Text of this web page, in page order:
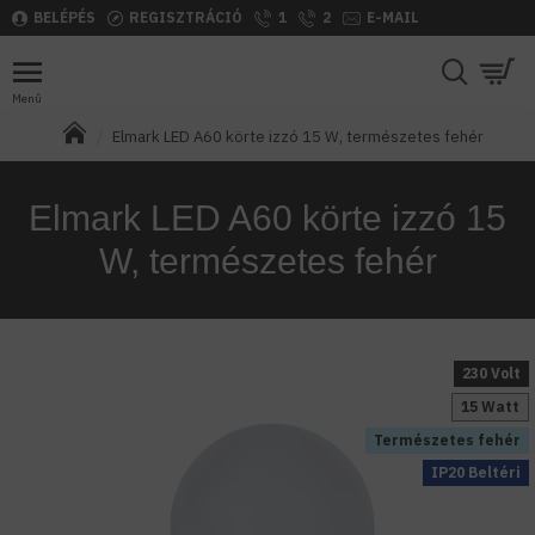
BELÉPÉS REGISZTRÁCIÓ 1 2 E-MAIL
Elmark LED A60 körte izzó 15 W, természetes fehér
Elmark LED A60 körte izzó 15
W, természetes fehér
Természetes fehér
IP20 Beltéri
230 Volt
15 Watt